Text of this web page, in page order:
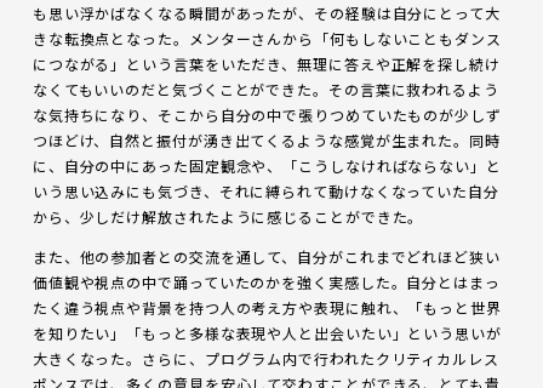
も思い浮かばなくなる瞬間があったが、その経験は自分にとって大
きな転換点となった。メンターさんから「何もしないこともダンス
につながる」という言葉をいただき、無理に答えや正解を探し続け
なくてもいいのだと気づくことができた。その言葉に救われるよう
な気持ちになり、そこから自分の中で張りつめていたものが少しず
つほどけ、自然と振付が湧き出てくるような感覚が生まれた。同時
に、自分の中にあった固定観念や、「こうしなければならない」と
いう思い込みにも気づき、それに縛られて動けなくなっていた自分
から、少しだけ解放されたように感じることができた。
また、他の参加者との交流を通して、自分がこれまでどれほど狭い
価値観や視点の中で踊っていたのかを強く実感した。自分とはまっ
たく違う視点や背景を持つ人の考え方や表現に触れ、「もっと世界
を知りたい」「もっと多様な表現や人と出会いたい」という思いが
大きくなった。さらに、プログラム内で行われたクリティカルレス
ポンスでは、多くの意見を安心して交わすことができる、とても貴